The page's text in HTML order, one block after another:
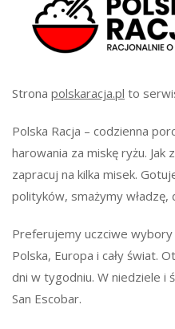
Strona polskaracja.pl to
Polska Racja – codzienna
harowania za miskę ryżu.
zapracuj na kilka misek.
polityków, smażymy władzę,
Preferujemy uczciwe
Polska, Europa i cały świat.
dni w tygodniu. W niedziele i
San Escobar.